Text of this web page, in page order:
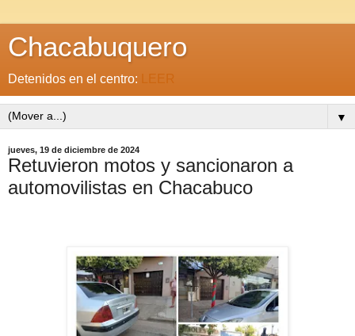
Chacabuquero
Detenidos en el centro: LEER
▼
jueves, 19 de diciembre de 2024
Retuvieron motos y sancionaron a
automovilistas en Chacabuco